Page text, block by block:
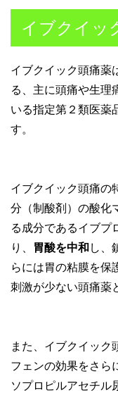
イブクイッ
イブクイック頭痛薬
る、主に頭痛や生理
いる指定第２類医薬
す。
イブクイック頭痛の
分（制酸剤）の酸化
る成分であるイブプ
り、
胃酸を中和 し、
らには胃の粘膜を保
刺激が少ない頭痛薬
また、イブクイック
フェンの効果をさら
ソプロピルアセチル